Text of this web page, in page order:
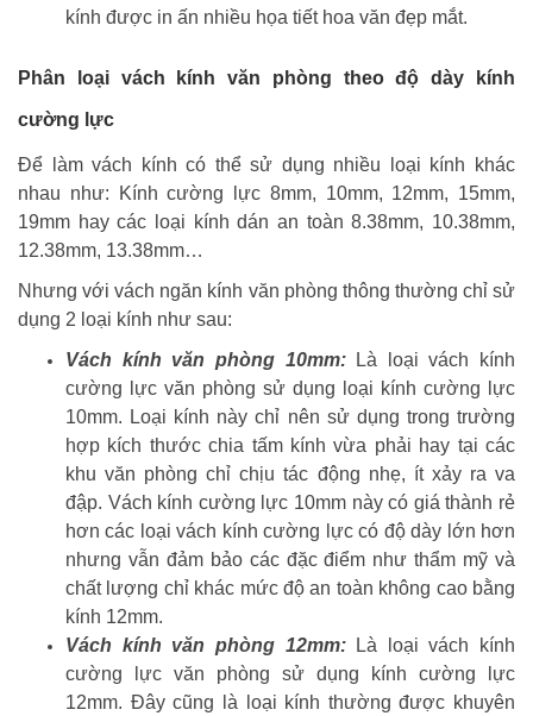
kính được in ấn nhiều họa tiết hoa văn đẹp mắt.
Phân loại vách kính văn phòng theo độ dày kính
cường lực
Để làm vách kính có thể sử dụng nhiều loại kính khác
nhau như: Kính cường lực 8mm, 10mm, 12mm, 15mm,
19mm hay các loại kính dán an toàn 8.38mm, 10.38mm,
12.38mm, 13.38mm…
Nhưng với vách ngăn kính văn phòng thông thường chỉ sử
dụng 2 loại kính như sau:
Vách kính văn phòng 10mm:Là loại vách kính
cường lực văn phòng sử dụng loại kính cường lực
10mm. Loại kính này chỉ nên sử dụng trong trường
hợp kích thước chia tấm kính vừa phải hay tại các
khu văn phòng chỉ chịu tác động nhẹ, ít xảy ra va
đập. Vách kính cường lực 10mm này có giá thành rẻ
hơn các loại vách kính cường lực có độ dày lớn hơn
nhưng vẫn đảm bảo các đặc điểm như thẩm mỹ và
chất lượng chỉ khác mức độ an toàn không cao bằng
kính 12mm.
Vách kính văn phòng 12mm:Là loại vách kính
cường lực văn phòng sử dụng kính cường lực
12mm. Đây cũng là loại kính thường được khuyên